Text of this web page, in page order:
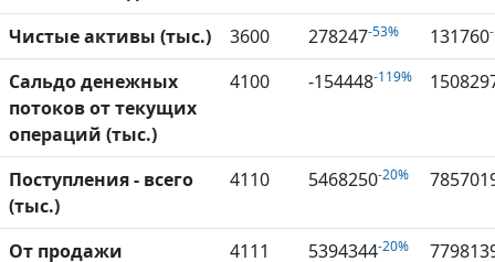
Чистые активы (тыс.)
3600 278247-53% 131760
Сальдо денежных
потоков от текущих
операций (тыс.)
4100 -154448-119%
Поступления - всего
(тыс.)
4110 5468250-20%
От продажи
4111 5394344-20%